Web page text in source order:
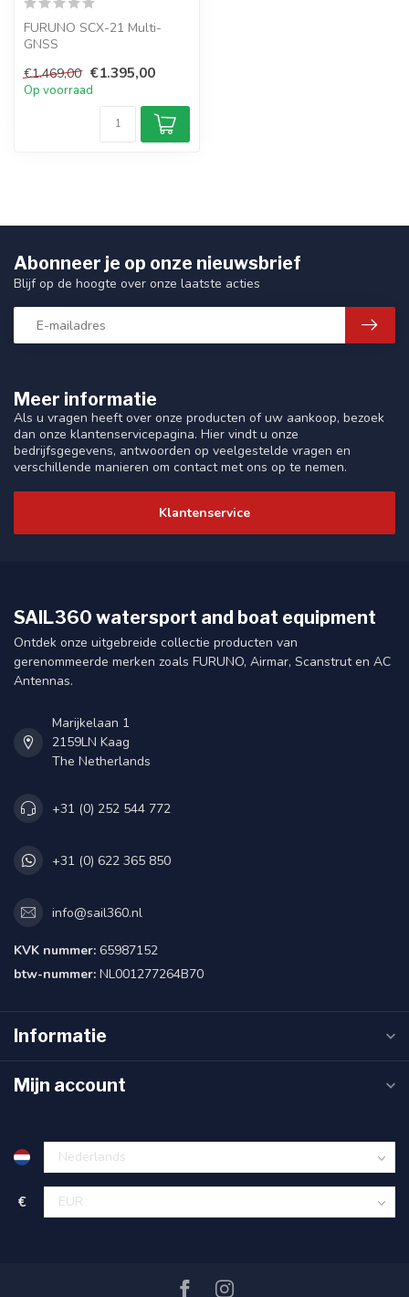
FURUNO SCX-21 Multi-
GNSS
0183 (GPS, QZSS,
GLONASS, Galileo...
€1.469,00 €1.395,00
Op voorraad
Meer informatie
Als u vragen heeft over onze producten of uw aankoop, bezoek
dan onze klantenservicepagina. Hier vindt u onze
bedrijfsgegevens, antwoorden op veelgestelde vragen en
verschillende manieren om contact met ons op te nemen.
Klantenservice
Abonneer je op onze nieuwsbrief
Blijf op de hoogte over onze laatste acties
SAIL360 watersport and boat equipment
Ontdek onze uitgebreide collectie producten van
gerenommeerde merken zoals FURUNO, Airmar, Scanstrut en AC
Antennas.
Marijkelaan 1
2159LN Kaag
The Netherlands
+31 (0) 252 544 772
+31 (0) 622 365 850
info@sail360.nl
KVK nummer: 65987152
btw-nummer: NL001277264B70
Informatie
Mijn account
€